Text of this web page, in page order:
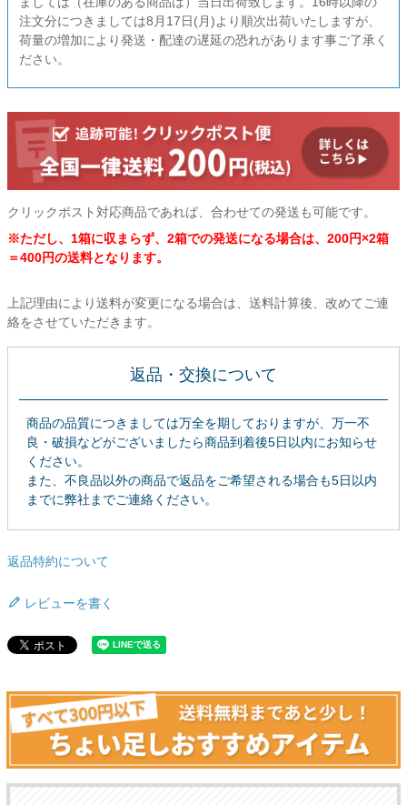
注文分につきましては8月17日(月)より順次出荷いたしますが、
荷量の増加により発送・配達の遅延の恐れがあります事ご了承く
ださい。
クリックポスト対応商品であれば、合わせての発送も可能です。
※ただし、1箱に収まらず、2箱での発送になる場合は、200円×2箱
＝400円の送料となります。
上記理由により送料が変更になる場合は、送料計算後、改めてご連
絡をさせていただきます。
返品・交換について
商品の品質につきましては万全を期しておりますが、万一不
良・破損などがございましたら商品到着後5日以内にお知らせ
ください。
また、不良品以外の商品で返品をご希望される場合も5日以内
までに弊社までご連絡ください。
返品特約について
レビューを書く